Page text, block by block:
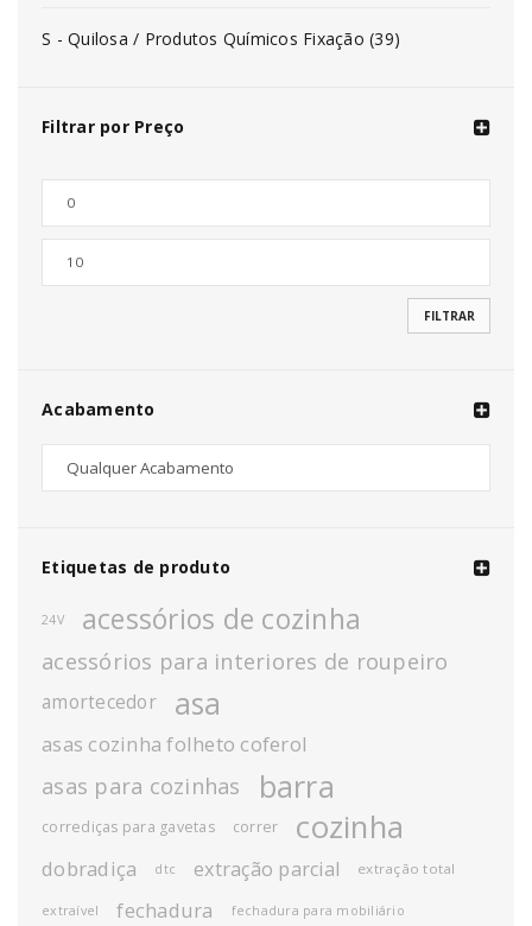
S - Quilosa / Produtos Químicos Fixação (39)
Filtrar por Preço
FILTRAR
Acabamento
Etiquetas de produto
24V acessórios de cozinha
acessórios para interiores de roupeiro
amortecedor asa
asas cozinha folheto coferol
asas para cozinhas barra
corrediças para gavetas correr cozinha
dobradiça dtc extração parcial extração total
extraível fechadura fechadura para mobiliário